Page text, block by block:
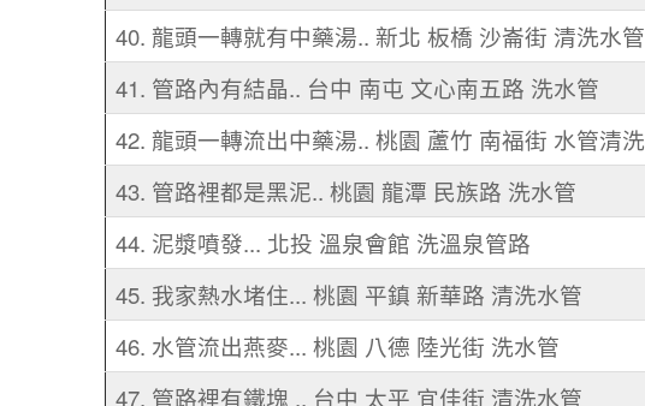
40. 龍頭一轉就有中藥湯.. 新北 板橋 沙崙街 清洗水管
41. 管路內有結晶.. 台中 南屯 文心南五路 洗水管
42. 龍頭一轉流出中藥湯.. 桃園 蘆竹 南福街 水管清洗
43. 管路裡都是黑泥.. 桃園 龍潭 民族路 洗水管
44. 泥漿噴發... 北投 溫泉會館 洗溫泉管路
45. 我家熱水堵住... 桃園 平鎮 新華路 清洗水管
46. 水管流出燕麥... 桃園 八德 陸光街 洗水管
47. 管路裡有鐵塊 .. 台中 太平 宜佳街 清洗水管